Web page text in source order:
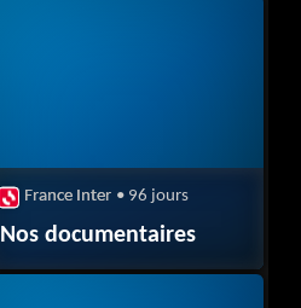
France Inter • 96 jours
Nos documentaires